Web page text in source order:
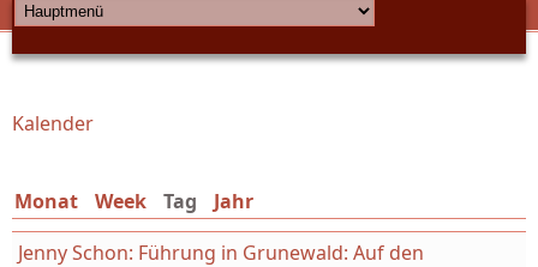
HAUPTMENÜ
Sie sind hier
Kalender
Monat Week Tag (aktiver Reiter)
Jahr
Jenny Schon: Führung in Grunewald: Auf den